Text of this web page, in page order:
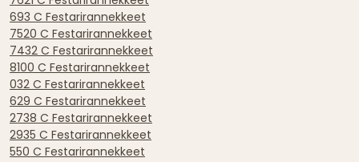
693 C Festarirannekkeet
7520 C Festarirannekkeet
7432 C Festarirannekkeet
8100 C Festarirannekkeet
032 C Festarirannekkeet
629 C Festarirannekkeet
2738 C Festarirannekkeet
2935 C Festarirannekkeet
550 C Festarirannekkeet